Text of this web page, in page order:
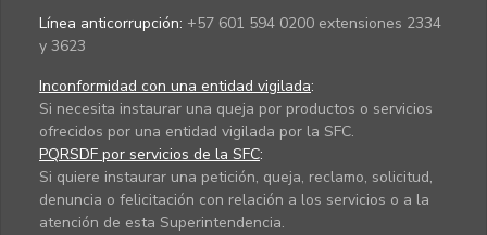
Línea anticorrupción: +57 601 594 0200 extensiones 2334
y 3623
Inconformidad con una entidad vigilada:
Si necesita instaurar una queja por productos o servicios
ofrecidos por una entidad vigilada por la SFC.
PQRSDF por servicios de la SFC:
Si quiere instaurar una petición, queja, reclamo, solicitud,
denuncia o felicitación con relación a los servicios o a la
atención de esta Superintendencia.